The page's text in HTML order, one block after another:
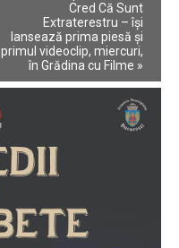
Cred Că Sunt
Extraterestru – își
lansează prima piesă și
primul videoclip, miercuri,
în Grădina cu Filme »